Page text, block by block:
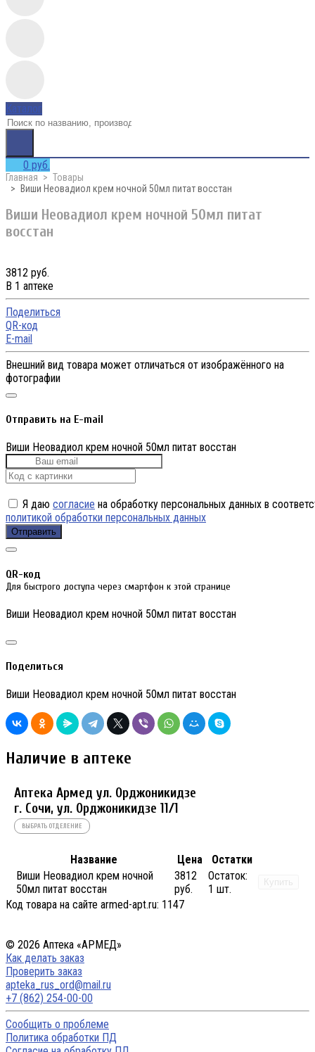
Каталог
0 руб.
Главная
Товары
Виши Неовадиол крем ночной 50мл питат восстан
Виши Неовадиол крем ночной 50мл питат
восстан
3812 руб.
В 1 аптеке
Поделиться
QR-код
E-mail
Внешний вид товара может отличаться от изображённого на
фотографии
Отправить на E-mail
Виши Неовадиол крем ночной 50мл питат восстан
Я даю согласие на обработку персональных данных в
политикой обработки персональных данных
Отправить
QR-код
Для быстрого доступа через смартфон к этой странице
Виши Неовадиол крем ночной 50мл питат восстан
Поделиться
Виши Неовадиол крем ночной 50мл питат восстан
Наличие в аптеке
Аптека Армед ул. Орджоникидзе
г. Сочи, ул. Орджоникидзе 11/1
ВЫБРАТЬ ОТДЕЛЕНИЕ
Название Цена
Остатки
Виши Неовадиол крем ночной
50мл питат восстан
3812
руб.
Остаток:
1 шт.
Купить
Код товара на сайте armed-apt.ru: 1147
© 2026 Аптека «АРМЕД»
Как делать заказ
Проверить заказ
apteka_rus_ord@mail.ru
+7 (862) 254-00-00
Сообщить о проблеме
Политика обработки ПД